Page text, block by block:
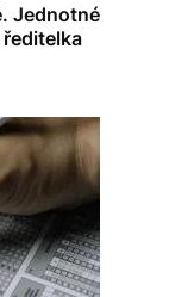
Jednotné